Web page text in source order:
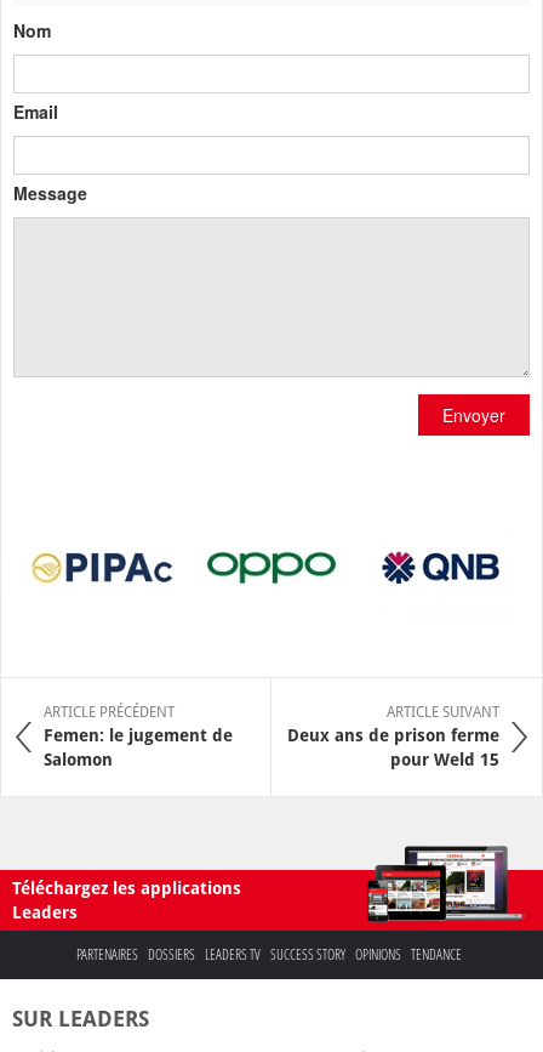
Nom
Email
Message
Envoyer
ARTICLE PRÉCÉDENT
Femen: le jugement de
Salomon
ARTICLE SUIVANT
Deux ans de prison ferme
pour Weld 15
Téléchargez les applications
Leaders
PARTENAIRES DOSSIERS LEADERS TV SUCCESS STORY OPINIONS TENDANCE
SUR LEADERS